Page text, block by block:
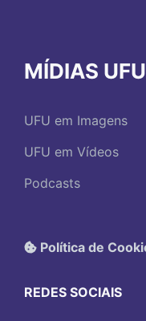
MÍDIAS UFU
UFU em Imagens
UFU em Vídeos
Podcasts
Política de
REDES SOCIAIS